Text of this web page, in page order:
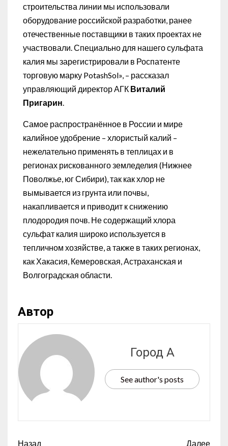
строительства линии мы использовали
оборудование российской разработки, ранее
отечественные поставщики в таких проектах не
участвовали. Специально для нашего сульфата
калия мы зарегистрировали в Роспатенте
торговую марку PotashSol», – рассказал
управляющий директор АГК Виталий
Пригарин.
Самое распространённое в России и мире
калийное удобрение – хлористый калий –
нежелательно применять в теплицах и в
регионах рискованного земледелия (Нижнее
Поволжье, юг Сибири), так как хлор не
вымывается из грунта или почвы,
накапливается и приводит к снижению
плодородия почв. Не содержащий хлора
сульфат калия широко используется в
тепличном хозяйстве, а также в таких регионах,
как Хакасия, Кемеровская, Астраханская и
Волгоградская области.
Автор
Город А
See author's posts
Назад Далее